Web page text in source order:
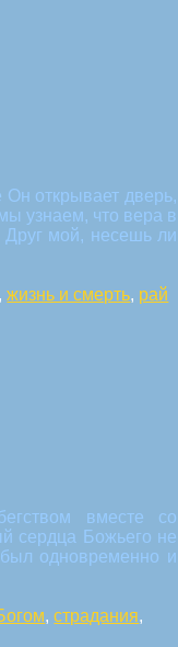
открывает дверь,
узнаем, что вера в
Друг мой, несешь ли
,жизнь и смерть, рай
вместе со
сердца Божьего не
одновременно и
,страдания,